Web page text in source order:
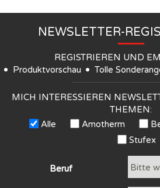
NEWSLETTER-
REGISTRIEREN UND
Produktvorschau
Tolle
MICH INTERESSIEREN
THEMEN:
Alle
Amotherm
Stufex
Beruf